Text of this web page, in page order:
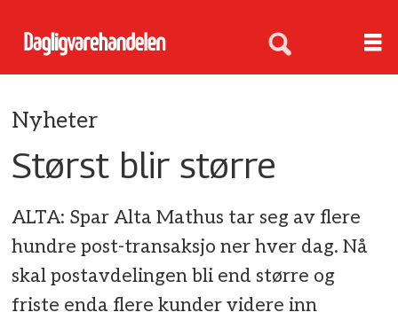
Nyheter
Størst blir større
ALTA: Spar Alta Mathus tar seg av flere
hundre post-transaksjo ner hver dag. Nå
skal postavdelingen bli end større og
friste enda flere kunder videre inn